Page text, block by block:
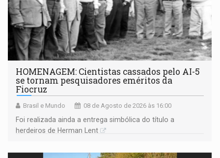
HOMENAGEM: Cientistas cassados pelo AI-5
se tornam pesquisadores eméritos da
Fiocruz
Brasil e Mundo 08 de Agosto de 2026 às 16:00
Foi realizada ainda a entrega simbólica do título a
herdeiros de Herman Lent